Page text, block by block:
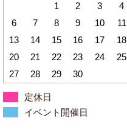
1
2 3 4
6
7 8 9 10 11
13
14 15 16 17 18
20
21 22 23 24 25
27
28 29 30
定休日
イベント開催日